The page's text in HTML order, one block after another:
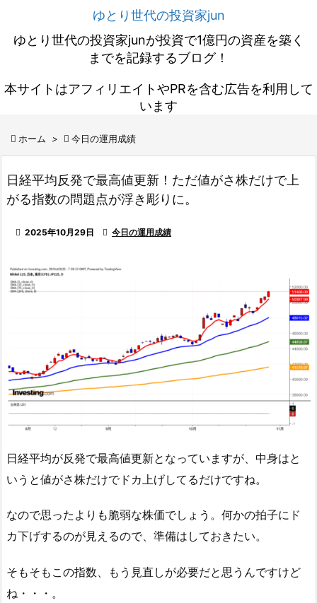
ゆとり世代の投資家jun
ゆとり世代の投資家junが投資で1億円の資産を築く
までを記録するブログ！
本サイトはアフィリエイトやPRを含む広告を利用して
います
 ホーム >  今日の運用成績
日経平均反発で最高値更新！ただ値がさ株だけで上
がる指数の問題点が浮き彫りに。
 2025年10月29日  今日の運用成績
日経平均が反発で最高値更新となっていますが、中身はと
いうと値がさ株だけでドカ上げしてるだけですね。
なので思ったよりも脆弱な株価でしょう。何かの拍子にド
カ下げするのが見えるので、準備はしておきたい。
そもそもこの指数、もう見直しが必要だと思うんですけど
ね・・・。